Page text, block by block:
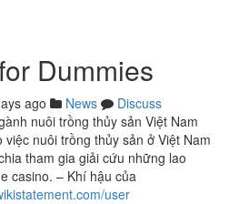
Dummies
ago News
Discuss
nuôi trồng thủy sản Việt Nam
nuôi trồng thủy sản ở Việt Nam
tham gia giải cứu những lao
casino. – Khí hậu của
user